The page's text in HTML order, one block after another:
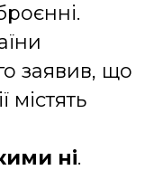
заявив, що
містять
ні.